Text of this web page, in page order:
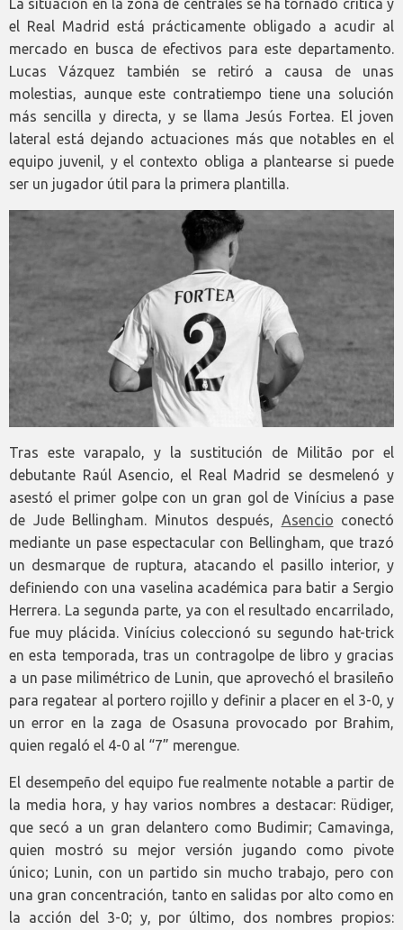
La situación en la zona de centrales se ha tornado crítica y
el Real Madrid está prácticamente obligado a acudir al
mercado en busca de efectivos para este departamento.
Lucas Vázquez también se retiró a causa de unas
molestias, aunque este contratiempo tiene una solución
más sencilla y directa, y se llama Jesús Fortea. El joven
lateral está dejando actuaciones más que notables en el
equipo juvenil, y el contexto obliga a plantearse si puede
ser un jugador útil para la primera plantilla.
Tras este varapalo, y la sustitución de Militão por el
debutante Raúl Asencio, el Real Madrid se desmelenó y
asestó el primer golpe con un gran gol de Vinícius a pase
de Jude Bellingham. Minutos después, Asencio conectó
mediante un pase espectacular con Bellingham, que trazó
un desmarque de ruptura, atacando el pasillo interior, y
definiendo con una vaselina académica para batir a Sergio
Herrera. La segunda parte, ya con el resultado encarrilado,
fue muy plácida. Vinícius coleccionó su segundo hat-trick
en esta temporada, tras un contragolpe de libro y gracias
a un pase milimétrico de Lunin, que aprovechó el brasileño
para regatear al portero rojillo y definir a placer en el 3-0, y
un error en la zaga de Osasuna provocado por Brahim,
quien regaló el 4-0 al “7” merengue.
El desempeño del equipo fue realmente notable a partir de
la media hora, y hay varios nombres a destacar: Rüdiger,
que secó a un gran delantero como Budimir; Camavinga,
quien mostró su mejor versión jugando como pivote
único; Lunin, con un partido sin mucho trabajo, pero con
una gran concentración, tanto en salidas por alto como en
la acción del 3-0; y, por último, dos nombres propios: